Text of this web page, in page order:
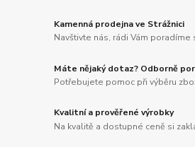
Kamenná prodejna ve Strážnici
Navštivte nás, rádi Vám poradíme
Máte nějaký dotaz? Odborně
Potřebujete pomoc při výběru
Kvalitní a prověřené výrobky
Na kvalitě a dostupné ceně si